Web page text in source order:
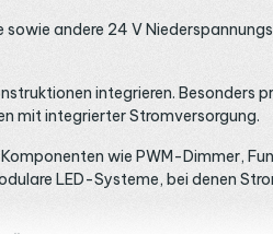
andere 24 V
integrieren. Besonders
mit integrierter Stromversorgung.
wie PWM-Dimmer,
LED-Systeme, bei denen